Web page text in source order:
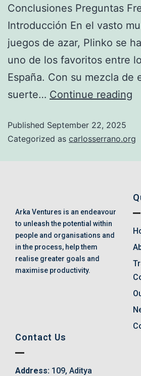
Conclusiones Preguntas
Introducción En el vasto
juegos de azar, Plinko se
uno de los favoritos entre
España. Con su mezcla de
suerte… Continue reading
Published September 22, 2025
Categorized as carlosserrano.org
Arka Ventures is an endeavour
to unleash the potential within
people and organisations and
in the process, help them
realise greater goals and
maximise productivity.
Contact Us
Address: 109, Aditya